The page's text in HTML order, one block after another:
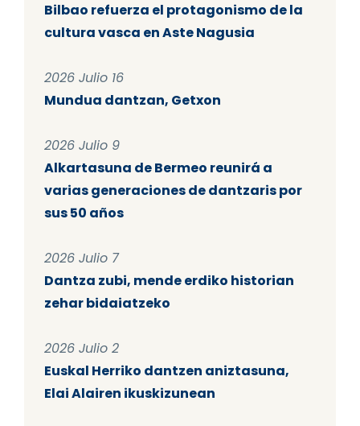
Bilbao refuerza el protagonismo de la
cultura vasca en Aste Nagusia
2026 Julio 16
Mundua dantzan, Getxon
2026 Julio 9
Alkartasuna de Bermeo reunirá a
varias generaciones de dantzaris por
sus 50 años
2026 Julio 7
Dantza zubi, mende erdiko historian
zehar bidaiatzeko
2026 Julio 2
Euskal Herriko dantzen aniztasuna,
Elai Alairen ikuskizunean